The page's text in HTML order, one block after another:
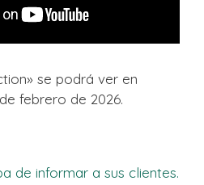
se podrá ver en
febrero de 2026.
de informar a sus clientes.